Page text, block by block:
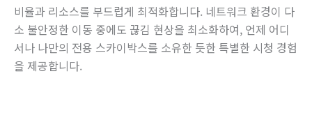
비율과 리소스를 부드럽게 최적화합니다. 네트워크 환경이 다
소 불안정한 이동 중에도 끊김 현상을 최소화하여, 언제 어디
서나 나만의 전용 스카이박스를 소유한 듯한 특별한 시청 경험
을 제공합니다.